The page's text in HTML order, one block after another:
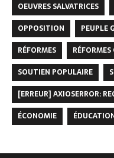
OEUVRES SALVATRICES
OPPOSITION
PEUPLE
RÉFORMES
SOUTIEN POPULAIRE
[ERREUR] AXIOSERROR:
ÉCONOMIE